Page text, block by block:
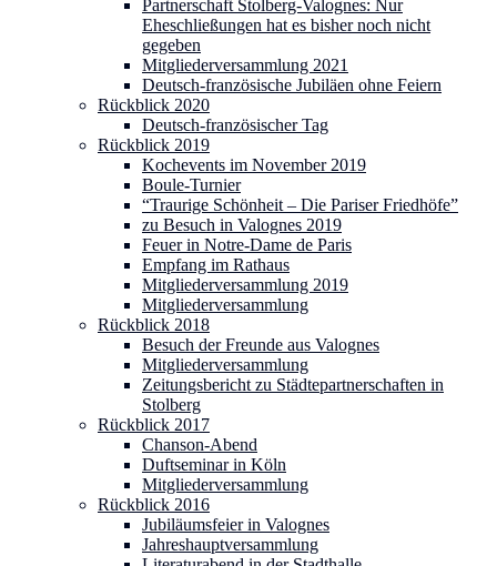
Partnerschaft Stolberg-Valognes: Nur
Eheschließungen hat es bisher noch nicht
gegeben
Mitgliederversammlung 2021
Deutsch-französische Jubiläen ohne Feiern
Rückblick 2020
Deutsch-französischer Tag
Rückblick 2019
Kochevents im November 2019
Boule-Turnier
“Traurige Schönheit – Die Pariser Friedhöfe”
zu Besuch in Valognes 2019
Feuer in Notre-Dame de Paris
Empfang im Rathaus
Mitgliederversammlung 2019
Mitgliederversammlung
Rückblick 2018
Besuch der Freunde aus Valognes
Mitgliederversammlung
Zeitungsbericht zu Städtepartnerschaften in
Stolberg
Rückblick 2017
Chanson-Abend
Duftseminar in Köln
Mitgliederversammlung
Rückblick 2016
Jubiläumsfeier in Valognes
Jahreshauptversammlung